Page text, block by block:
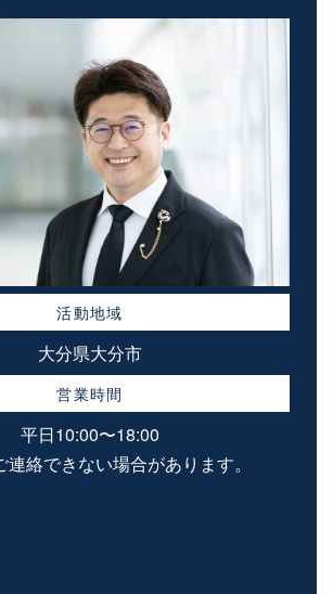
活動地域
大分県大分市
営業時間
平日10:00〜18:00
絡できない場合があります。